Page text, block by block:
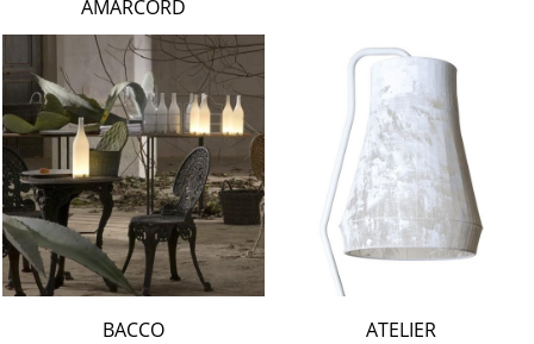
AMARCORD
ATELIER
BACCO